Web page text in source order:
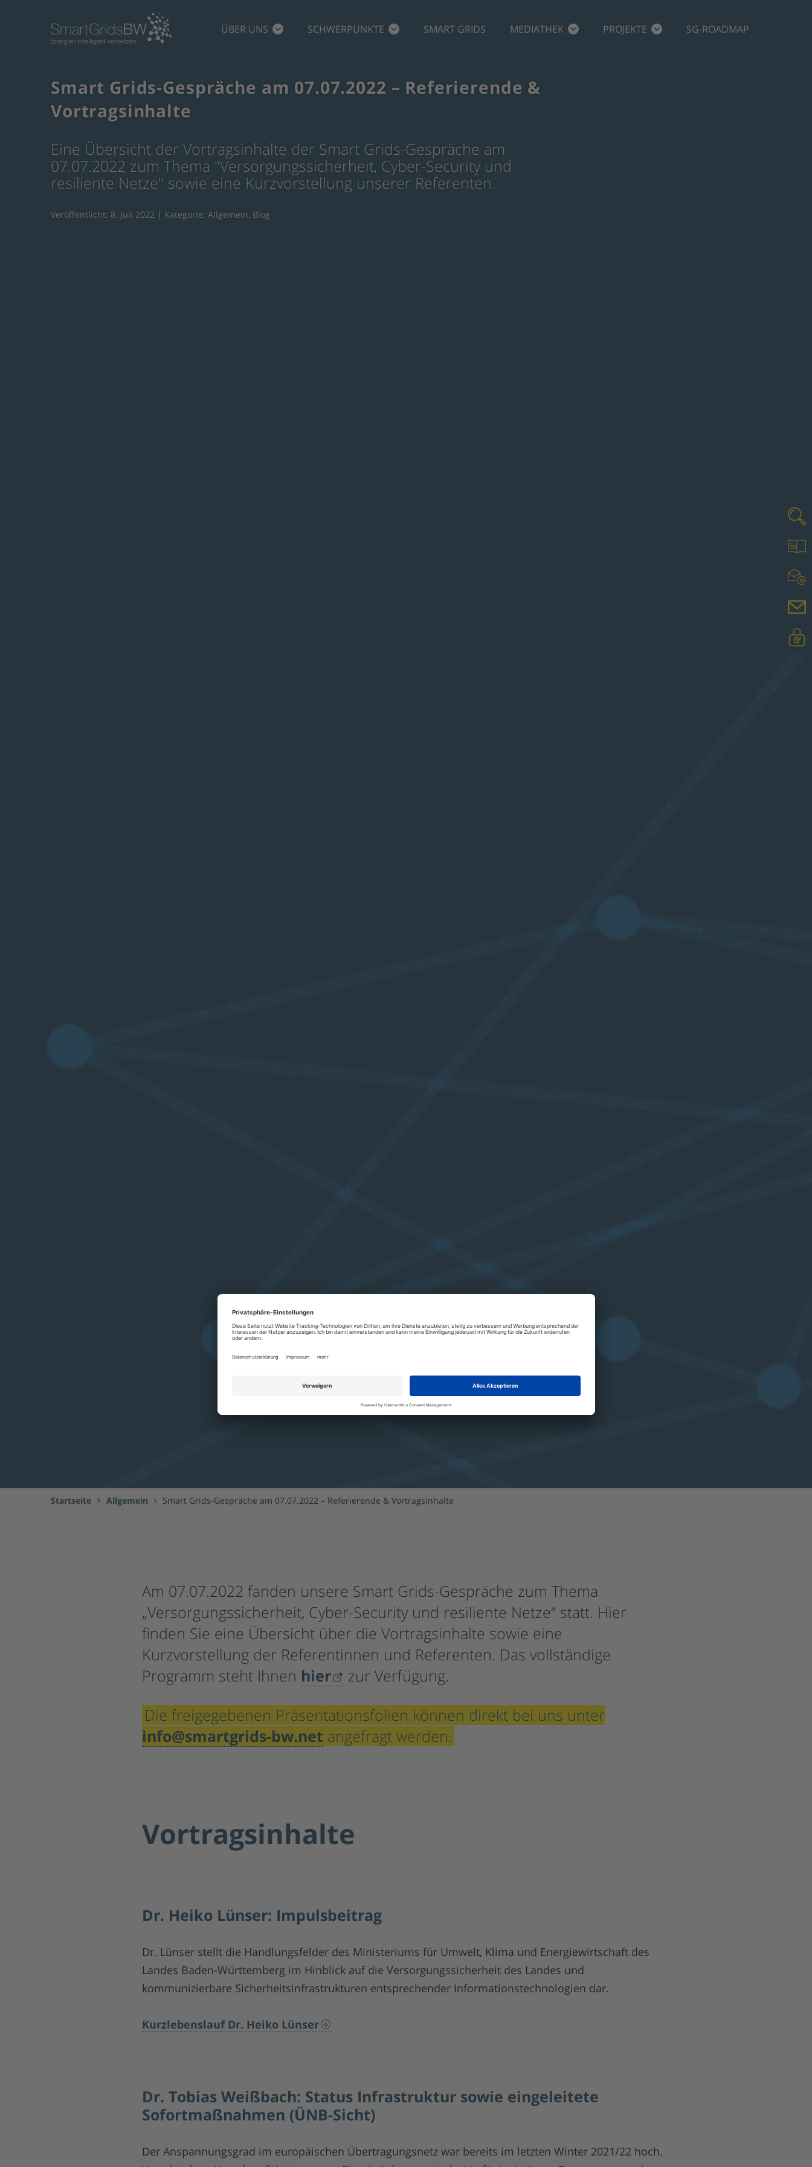
ÜBER UNS SCHWERPUNKTE SMART GRIDS MEDIATHEK PROJEKTE SG-ROADMAP
Smart Grids-Gespräche am 07.07.2022 – Referierende &
Vortragsinhalte
Eine Übersicht der Vortragsinhalte der Smart Grids-Gespräche am
07.07.2022 zum Thema "Versorgungssicherheit, Cyber-Security und
resiliente Netze" sowie eine Kurzvorstellung unserer Referenten.
Veröffentlicht: 8. Juli 2022 | Kategorie: Allgemein, Blog
Startseite Allgemein Smart Grids-Gespräche am 07.07.2022 – Referierende & Vortragsinhalte
Am 07.07.2022 fanden unsere Smart Grids-Gespräche zum Thema
„Versorgungssicherheit, Cyber-Security und resiliente Netze“ statt. Hier
finden Sie eine Übersicht über die Vortragsinhalte sowie eine
Kurzvorstellung der Referentinnen und Referenten. Das vollständige
Programm steht Ihnen hier
zur Verfügung.
Die freigegebenen Präsentationsfolien können direkt bei uns unter
info@smartgrids-bw.net angefragt werden.
Vortragsinhalte
Dr. Heiko Lünser: Impulsbeitrag
Dr. Lünser stellt die Handlungsfelder des Ministeriums für Umwelt, Klima und Energiewirtschaft des
Landes Baden-Württemberg im Hinblick auf die Versorgungssicherheit des Landes und
kommunizierbare Sicherheitsinfrastrukturen entsprechender Informationstechnologien dar.
Kurzlebenslauf Dr. Heiko Lünser
Dr. Tobias Weißbach: Status Infrastruktur sowie eingeleitete
Sofortmaßnahmen (ÜNB-Sicht)
Der Anspannungsgrad im europäischen Übertragungsnetz war bereits im letzten Winter 2021/22 hoch.